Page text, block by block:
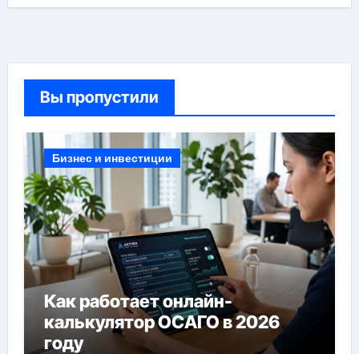
Вы пропустили
Бизнес и инвестиции
Как работает онлайн-
калькулятор ОСАГО в 2026
году